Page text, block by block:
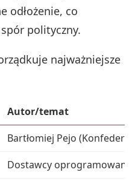
odłożenie, co
polityczny.
najważniejsze
Autor/temat
Bartłomiej Pejo
Dostawcy oprogramowania